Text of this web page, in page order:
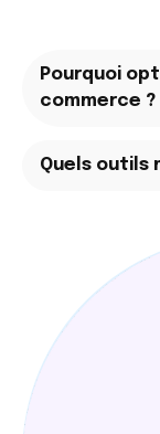
Pourquoi
commerce ?
Quels outils